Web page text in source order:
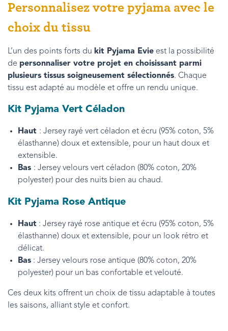
Personnalisez votre pyjama avec le
choix du tissu
L’un des points forts du kit Pyjama Evie est la possibilité
de personnaliser votre projet en choisissant parmi
plusieurs tissus soigneusement sélectionnés. Chaque
tissu est adapté au modèle et offre un rendu unique.
Kit Pyjama Vert Céladon
Haut : Jersey rayé vert céladon et écru (95% coton, 5%
élasthanne) doux et extensible, pour un haut doux et
extensible.
Bas : Jersey velours vert céladon (80% coton, 20%
polyester) pour des nuits bien au chaud.
Kit Pyjama Rose Antique
Haut : Jersey rayé rose antique et écru (95% coton, 5%
élasthanne) doux et extensible, pour un look rétro et
délicat.
Bas : Jersey velours rose antique (80% coton, 20%
polyester) pour un bas confortable et velouté.
Ces deux kits offrent un choix de tissu adaptable à toutes
les saisons, alliant style et confort.